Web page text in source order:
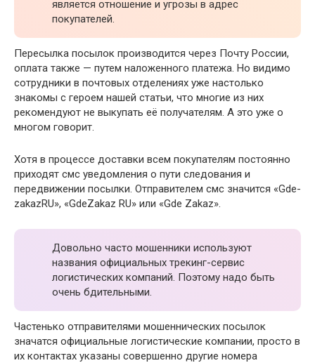
является отношение и угрозы в адрес
покупателей.
Пересылка посылок производится через Почту России,
оплата также — путем наложенного платежа. Но видимо
сотрудники в почтовых отделениях уже настолько
знакомы с героем нашей статьи, что многие из них
рекомендуют не выкупать её получателям. А это уже о
многом говорит.
Хотя в процессе доставки всем покупателям постоянно
приходят смс уведомления о пути следования и
передвижении посылки. Отправителем смс значится «Gde-
zakazRU», «GdeZakaz RU» или «Gde Zakaz».
Довольно часто мошенники используют
названия официальных трекинг-сервис
логистических компаний. Поэтому надо быть
очень бдительными.
Частенько отправителями мошеннических посылок
значатся официальные логистические компании, просто в
их контактах указаны совершенно другие номера